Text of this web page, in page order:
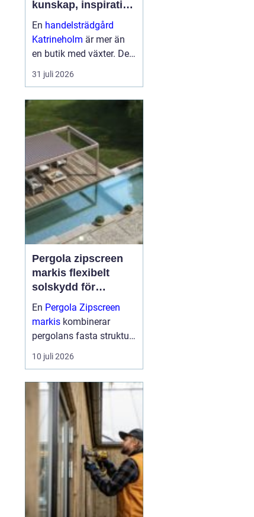
kunskap, inspiration
och odlarglädje
En handelsträdgård
Katrineholm är mer än
en butik med växter. Den
fungerar som en
mötesplats för
skapa trivsel...
31 juli 2026
Pergola zipscreen
markis flexibelt
solskydd för
moderna uterum
En Pergola Zipscreen
markis kombinerar
pergolans fasta struktur
med screenmarkisens
smarta solskydd.
som går att använda
större delen av året, med
bra skydd mot sol, vind
och reg...
10 juli 2026